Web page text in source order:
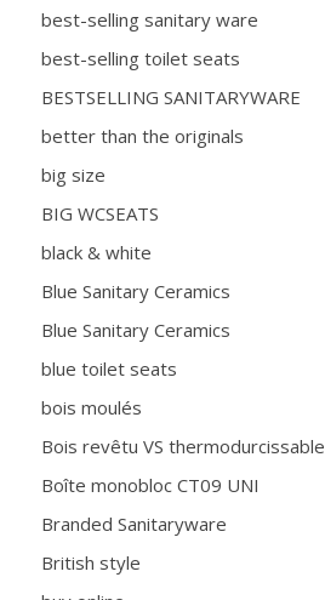
best-selling sanitary ware
best-selling toilet seats
BESTSELLING SANITARYWARE
better than the originals
big size
BIG WCSEATS
black & white
Blue Sanitary Ceramics
Blue Sanitary Ceramics
blue toilet seats
bois moulés
Bois revêtu VS thermodurcissable
Boîte monobloc CT09 UNI
Branded Sanitaryware
British style